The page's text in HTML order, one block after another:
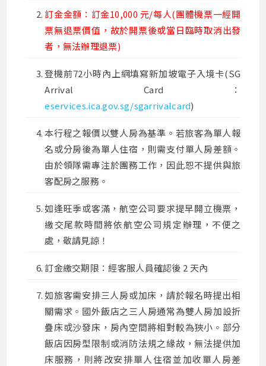
訂金金額：訂金10,000 元/每人(團體機票一經開
票無退票價值，故於開票後或當日臨時取消出發
者，無法辦理退票)
登機前72小時內上網填寫新加坡電子入境卡(SG
Arrival Card：
eservices.ica.gov.sg/sgarrivalcard)
本行程之報價以雙人房為基準。若旅客為單人報
名或分房後為單人住宿，則需支付單人房差額。
由於領隊需專注於團務工作，因此恕不提供與旅
客配房之服務。
如逢旺季或客滿，航空公司要求提早開立機票，
繳交尾款時間將依航空公司規定辦理，不便之
處，敬請見諒！
訂金繳交期限：經客服人員確認後 2 天內
如旅客需安排三人房或加床，請於報名時提出相
關需求。國外飯店之三人房通常為雙人房加設折
疊床或沙發床，房內空間將相對較為狹小。部分
飯店因房型限制或消防法規之緣故，無法提供加
床服務，則將改安排單人住宿並加收單人房差